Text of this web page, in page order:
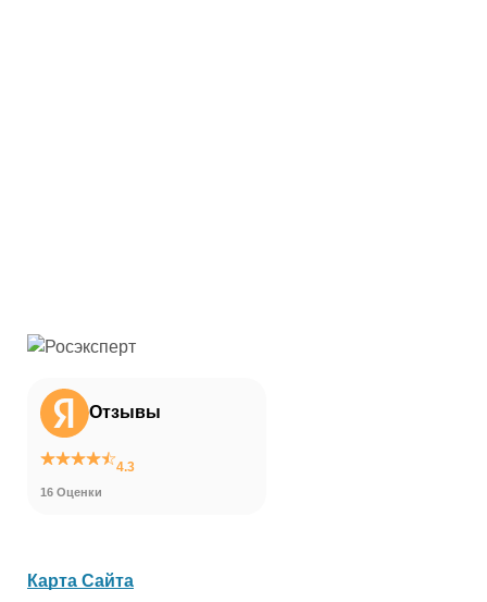
Отзывы
4.3
16 Оценки
Карта Сайта